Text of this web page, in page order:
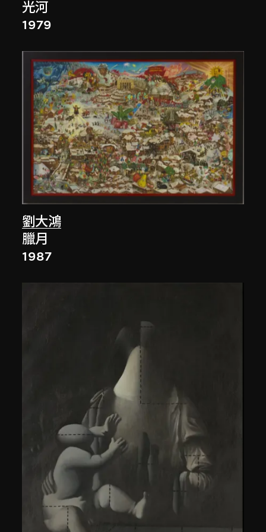
光河
1979
劉大鴻
臘月
1987